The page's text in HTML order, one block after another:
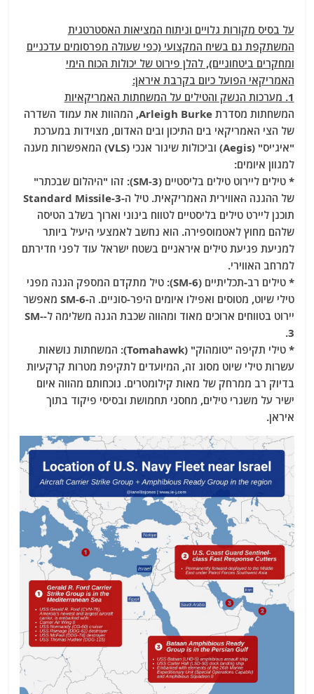
על בסיס מקורות גלויים וניתוח המציאות האסטרטגית
המשתקפת גם בשיח המקצועי (כפי שעולה מפרסומים עדכניים
ומחקרים ביטחוניים), להלן פירוט של יכולות הכוח הימי
האמריקאי הפועל כיום בקרבת איראן:
1. מערכות הנשק והטילים על המשחתות האמריקאיות
המשחתות מסדרת Arleigh Burke, המהוות את עמוד השדרה
של הצי האמריקאי בים התיכון ובים האדום, מצוידות במערכת
"איג'יס" (Aegis) וביכולות שיגור אנכי (VLS) המאפשרות מענה
למגוון איומים:
* טילים ליירוט טילים בליסטיים (SM-3): זהו "היהלום שבכתר"
של ההגנה האווירית האמריקאית. טיל ה-Standard Missile-3
תוכנן ליירט טילים בליסטיים לטווח בינוני וארוך בשלב הטיסה
שלהם מחוץ לאטמוספירה. הוא נחשב לאמצעי היעיל ביותר
למניעת פגיעת טילים איראניים בשטח ישראל עוד לפני חדירתם
למרחב האווירי.
* טילים רב-תכליתיים (SM-6): טיל מתקדם המספק הגנה מפני
טילי שיוט, מטוסים ואפילו איומים היפר-סוניים. ה-SM-6 מאפשר
יירוט בטווחים ארוכים מאוד ומהווה שכבת הגנה משלימה ל-SM-
3.
* טילי תקיפה "טומהוק" (Tomahawk): המשחתות נושאות
עשרות טילי שיוט מסוג זה, המיועדים לתקיפת מטרות קרקעיות
בדיוק רב ממרחק של מאות קילומטרים. נוכחותם מהווה איום
ישיר על משגרי טילים, מחסני תחמושת ובסיסי פיקוד בתוך
איראן.